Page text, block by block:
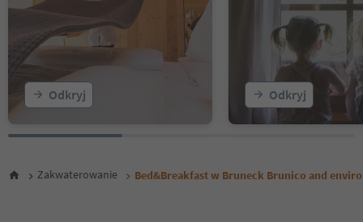
Odkryj Odkryj
Zakwaterowanie Bed&Breakfast w Bruneck Brunico and